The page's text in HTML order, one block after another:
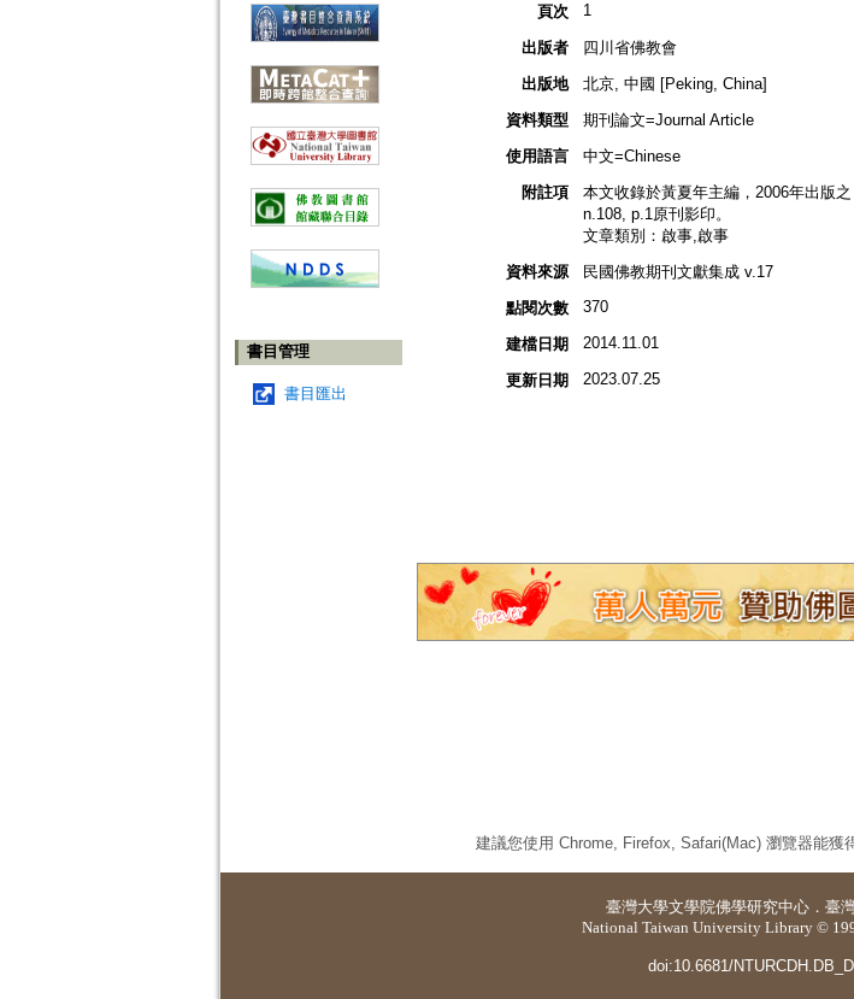
書目管理
書目匯出
頁次 1
出版者
四川省佛教會
出版地
北京, 中國 [Peking, China]
資料類型
期刊論文=Journal Article
使用語言
中文=Chinese
附註項
本文收錄於黃夏年主編，2006年出版
n.108, p.1原刊影印。
文章類別：啟事,啟事
資料來源
民國佛教期刊文獻集成 v.17
點閱次數
370
建檔日期 2014.11.01
更新日期 2023.07.25
建議您使用 Chrome, Firefox, Safari(Mac) 瀏覽器能獲
臺灣大學文學院佛學研究中心 ． 臺
National Taiwan University Library ©
doi:10.6681/